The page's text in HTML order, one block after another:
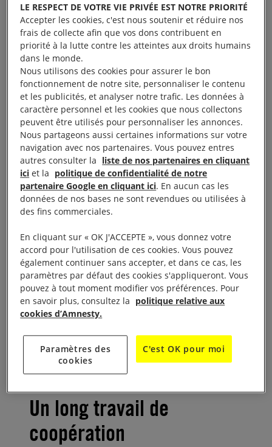
promulgué la loi portant ratification de la Convention
relative aux droits des personnes handicapées, qui
avait précédemment été adoptée par le Zhogorku
Kengesh (Parlement du Kirghizistan).
Le Kirghizistan est l’un des trois pays de l’ex-Union
soviétique qui avaient signé mais pas encore ratifié
ce texte. Les deux pays restants sont le Tadjikistan
et l’Ouzbékistan.
L’une des priorités du gouvernement du Kirghizistan
consistera maintenant à veiller à ce que les
personnes en situation de handicap participent à
aux groupes de travail et comités pertinents.
La mise en œuvre de la Convention nécessitera des
approches concertées, élaborées par des personnes
en situation de handicap et les organisations les
Un long travail de
coopération
LE RESPECT DE VOTRE VIE PRIVÉE EST NOTRE PRIORITÉ
Accepter les cookies, c'est nous soutenir et réduire nos
frais de collecte afin que vos dons contribuent en
priorité à la lutte contre les atteintes aux droits humains
dans le monde.
Nous utilisons des cookies pour assurer le bon
fonctionnement de notre site, personnaliser le contenu
et les publicités, et analyser notre trafic. Les données à
caractère personnel et les cookies que nous collectons
peuvent être utilisés pour personnaliser les annonces.
Nous partageons aussi certaines informations sur votre
navigation avec nos partenaires. Vous pouvez entres
autres consulter la liste de nos partenaires en cliquant
ici et la politique de confidentialité de notre
partenaire Google en cliquant ici. En aucun cas les
données de nos bases ne sont revendues ou utilisées à
des fins commerciales.
En cliquant sur « OK J'ACCEPTE », vous donnez votre
accord pour l'utilisation de ces cookies. Vous pouvez
également continuer sans accepter, et dans ce cas, les
paramètres par défaut des cookies s'appliqueront. Vous
pouvez à tout moment modifier vos préférences. Pour
en savoir plus, consultez la politique relative aux
cookies d’Amnesty.
Paramètres des
cookies
C'est OK pour moi